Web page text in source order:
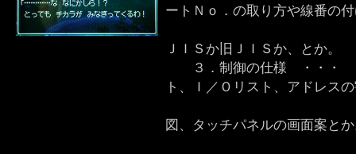
ートＮｏ．の取り方や線番の
ＪＩＳか旧ＪＩＳか、とか。
３．制御の仕様 ・・・ タ
ト、Ｉ／Ｏリスト、アドレス
図、タッチパネルの画面案と